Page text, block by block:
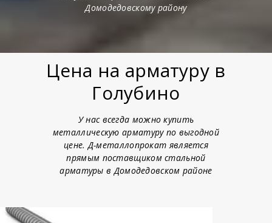
Домодедовскому району
Цена на арматуру в
Голубино
У нас всегда можно купить
металлическую арматуру по выгодной
цене. Д-металлопрокат является
прямым поставщиком стальной
арматуры в Домодедовском районе